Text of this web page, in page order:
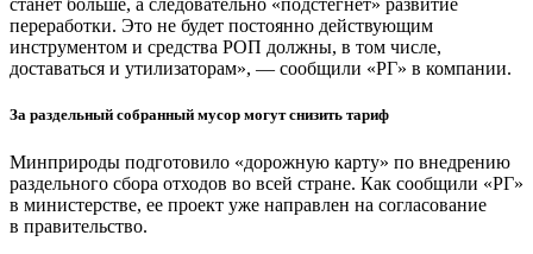
станет больше, а следовательно «подстегнет» развитие
переработки. Это не будет постоянно действующим
инструментом и средства РОП должны, в том числе,
доставаться и утилизаторам», — сообщили «РГ» в компании.
За раздельный собранный мусор могут снизить тариф
Минприроды подготовило «дорожную карту» по внедрению
раздельного сбора отходов во всей стране. Как сообщили «РГ»
в министерстве, ее проект уже направлен на согласование
в правительство.